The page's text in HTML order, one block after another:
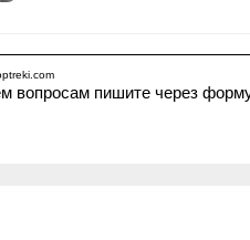
вопросам пишите через